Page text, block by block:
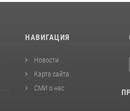
НАВИГАЦИЯ
Новости
Карта сайта
СМИ о нас